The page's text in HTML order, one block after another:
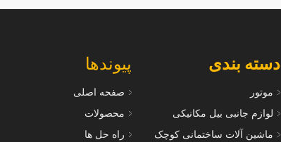
پیوندها
صفحه اصلی
محصولات
راه حل ها
دسته بندی
موتور
لوازم جانبی بیل مکانیکی
ماشین آلات ساختمانی کوچک